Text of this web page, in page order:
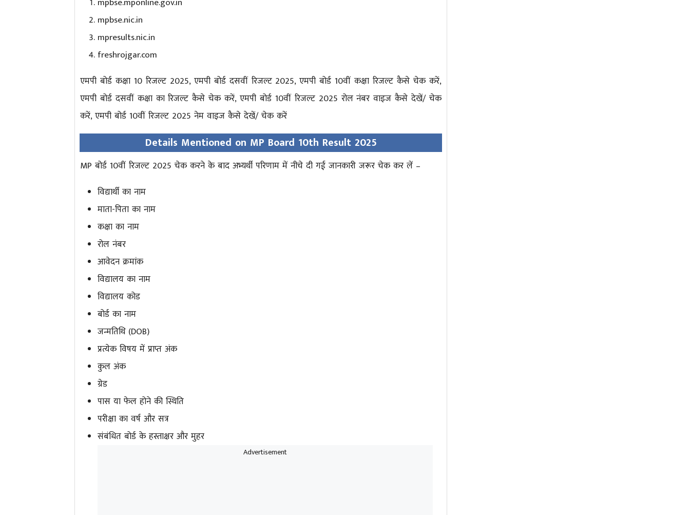
mpbse.nic.in
mpresults.nic.in
freshrojgar.com
एमपी बोर्ड कक्षा 10 रिजल्ट 2025, एमपी बोर्ड दसवीं रिजल्ट 2025, एमपी बोर्ड 10वीं कक्षा रिजल्ट कैसे चेक करें,
एमपी बोर्ड दसवीं कक्षा का रिजल्ट कैसे चेक करें, एमपी बोर्ड 10वीं रिजल्ट 2025 रोल नंबर वाइज कैसे देखें/ चेक
करें, एमपी बोर्ड 10वीं रिजल्ट 2025 नेम वाइज कैसे देखें/ चेक करें
Details Mentioned on MP Board 10th Result 2025
MP बोर्ड 10वीं रिजल्ट 2025 चेक करने के बाद अभ्यर्थी परिणाम में नीचे दी गई जानकारी जरूर चेक कर लें –
विद्यार्थी का नाम
माता-पिता का नाम
कक्षा का नाम
रोल नंबर
आवेदन क्रमांक
विद्यालय का नाम
विद्यालय कोड
बोर्ड का नाम
जन्मतिथि (DOB)
प्रत्येक विषय में प्राप्त अंक
कुल अंक
ग्रेड
पास या फेल होने की स्थिति
परीक्षा का वर्ष और सत्र
संबंधित बोर्ड के हस्ताक्षर और मुहर